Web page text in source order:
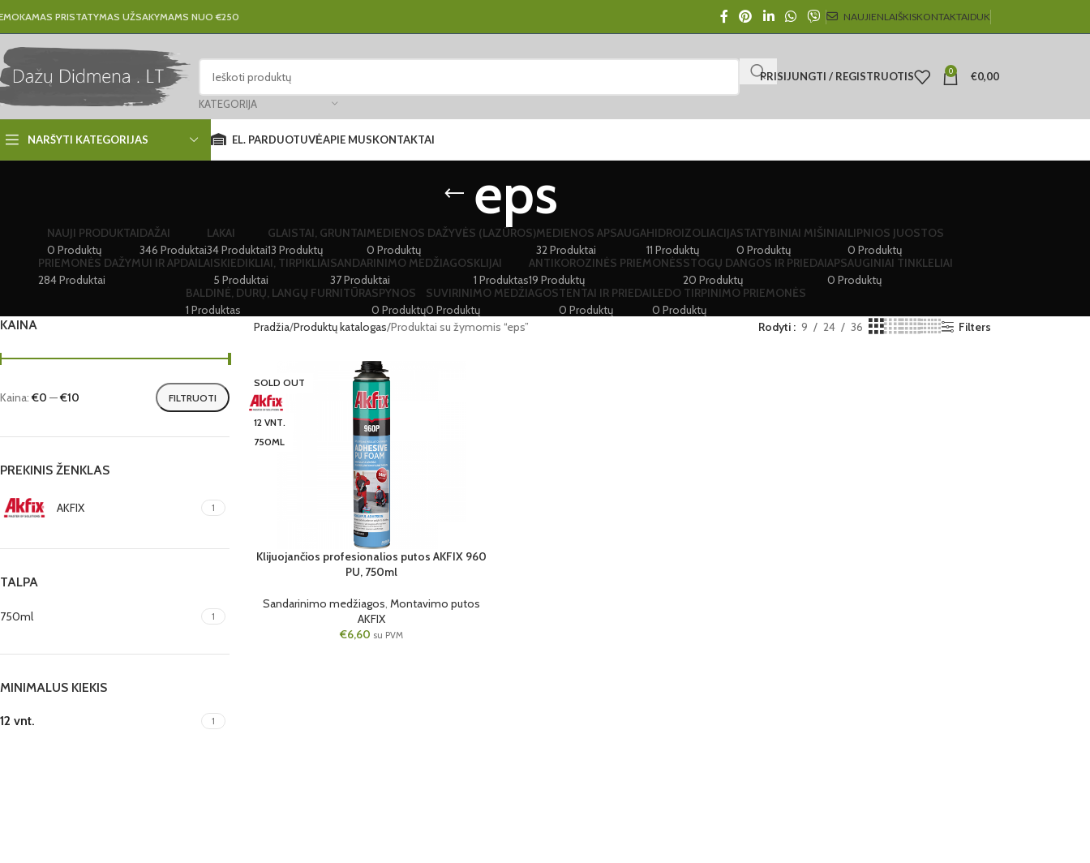
PRISTATYMAS UŽSAKYMAMS NUO €250 NAUJIENLAIŠKISKONTAKTAIDUK
KATEGORIJA
PRISIJUNGTI / REGISTRUOTIS 0 €0,00
NARŠYTI KATEGORIJAS EL. PARDUOTUVĖAPIE MUSKONTAKTAI
eps
NAUJI PRODUKTAI
0 Produktų
DAŽAI
346 Produktai
LAKAI
34 Produktai
GLAISTAI, GRUNTAI
13 Produktų
MEDIENOS DAŽYVĖS (LAZŪROS)
0 Produktų
MEDIENOS APSAUGA
32 Produktai
HIDROIZOLIACIJA
11 Produktų
STATYBINIAI MIŠINIAI
0 Produktų
LIPNIOS JUOSTOS
0 Produktų
PRIEMONĖS DAŽYMUI IR APDAILAI
284 Produktai
SKIEDIKLIAI, TIRPIKLIAI
5 Produktai
SANDARINIMO MEDŽIAGOS
37 Produktai
KLIJAI
1 Produktas
ANTIKOROZINĖS PRIEMONĖS
19 Produktų
STOGŲ DANGOS IR PRIEDAI
20 Produktų
APSAUGINIAI TINKLELIAI
0 Produktų
BALDINĖ, DURŲ, LANGŲ FURNITŪRA
1 Produktas
SPYNOS
0 Produktų
SUVIRINIMO MEDŽIAGOS
0 Produktų
TENTAI IR PRIEDAI
0 Produktų
LEDO TIRPINIMO PRIEMONĖS
0 Produktų
KAINA
FILTRUOTI
Kaina: €0 —€10
PREKINIS ŽENKLAS
AKFIX 1
TALPA
750ml 1
MINIMALUS KIEKIS
12 vnt. 1
Pradžia Produktų katalogas Produktai su žymomis “eps” Rodyti 9 24 36 Filters
SOLD OUT
12 VNT.
750ML
Klijuojančios profesionalios putos AKFIX 960
PU, 750ml
Sandarinimo medžiagos, Montavimo putos
AKFIX
€6,60 su PVM